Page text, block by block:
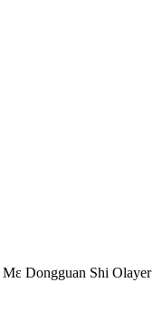
Με Dongguan Shi Olayer